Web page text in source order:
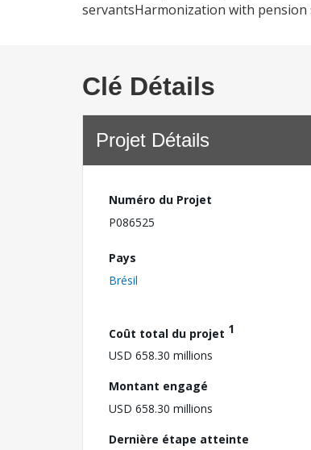
servantsHarmonization with
Clé Détails
Projet Détails
Numéro du Projet
P086525
Pays
Brésil
Coût total du projet 1
USD 658.30 millions
Montant engagé
USD 658.30 millions
Dernière étape atteinte